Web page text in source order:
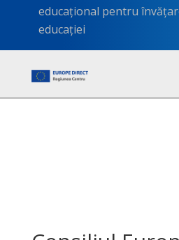
educațional pentru
educației